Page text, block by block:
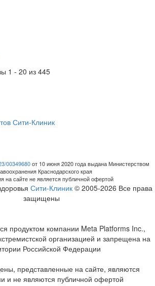
1 - 20 из 445
Сити-Клиник
00349680от 10 июня 2020 года выдана Министерством
Краснодарского края
на сайте не является публичной офертой
Сити-Клиник© 2005-2026 Все права
защищены
продуктом компании Meta Platforms Inc.,
организацией и запрещена на
Российской Федерации
представленные на сайте, являются
и не являются публичной офертой